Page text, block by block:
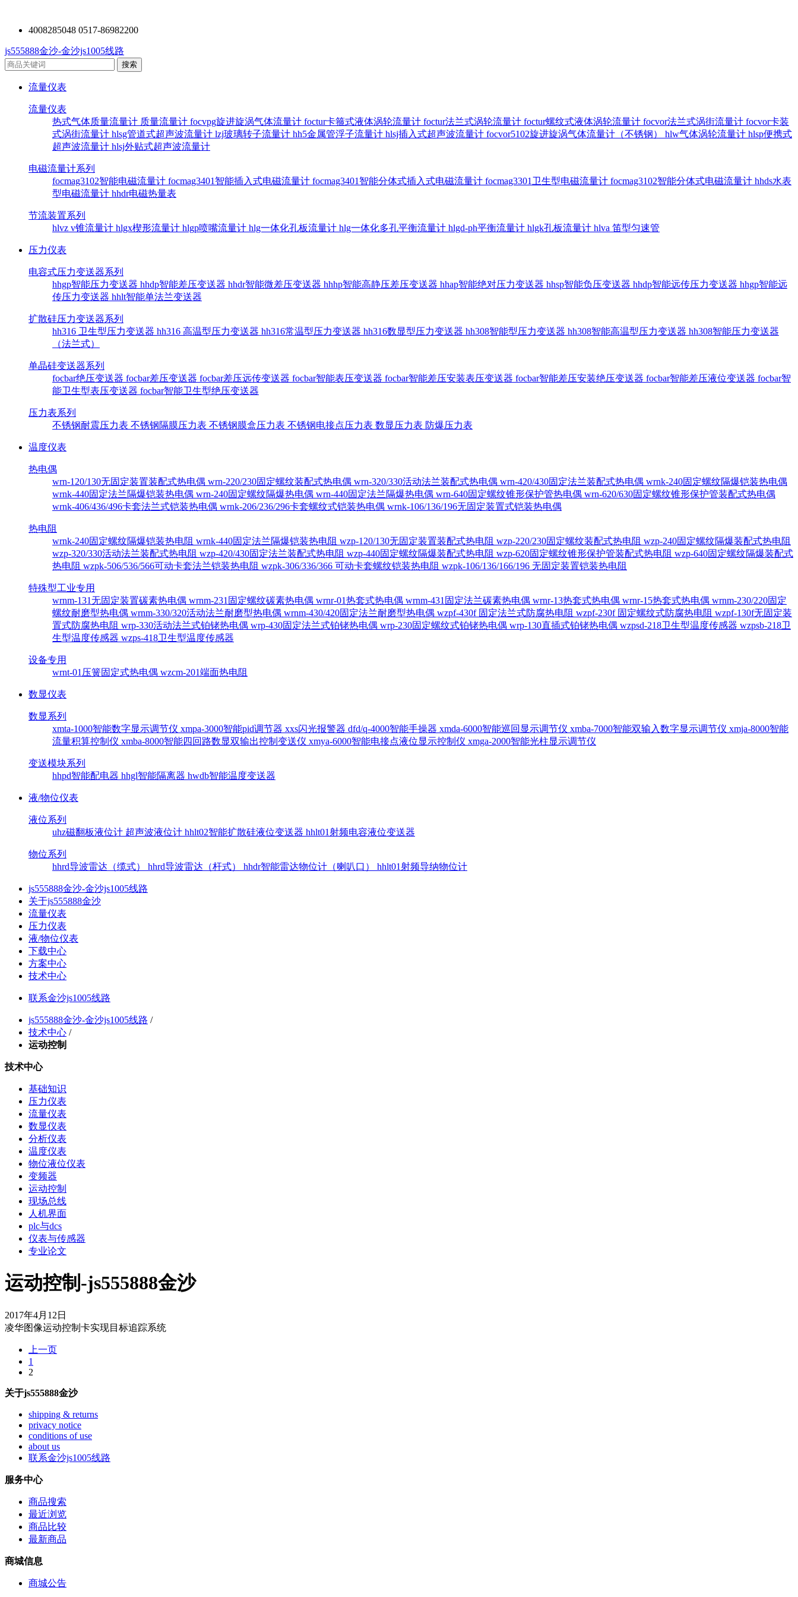
4008285048 0517-86982200
js555888金沙-金沙js1005线路
流量仪表
流量仪表
热式气体质量流量计 质量流量计 focvpg旋进旋涡气体流量计 foctur卡箍式液体涡轮流量计 foctur法兰式涡轮流量计 foctur螺纹式液体涡轮流量计 focvor法兰式涡街流量计 focvor卡装
式涡街流量计 hlsg管道式超声波流量计 lzj玻璃转子流量计 hh5金属管浮子流量计 hlsj插入式超声波流量计 focvor5102旋进旋涡气体流量计（不锈钢） hlw气体涡轮流量计 hlsp便携式
超声波流量计 hlsj外贴式超声波流量计
电磁流量计系列
focmag3102智能电磁流量计 focmag3401智能插入式电磁流量计 focmag3401智能分体式插入式电磁流量计 focmag3301卫生型电磁流量计 focmag3102智能分体式电磁流量计 hhds水表
型电磁流量计 hhdr电磁热量表
节流装置系列
hlvz v锥流量计 hlgx楔形流量计 hlgp喷嘴流量计 hlg一体化孔板流量计 hlg一体化多孔平衡流量计 hlgd-ph平衡流量计 hlgk孔板流量计 hlva 笛型匀速管
压力仪表
电容式压力变送器系列
hhgp智能压力变送器 hhdp智能差压变送器 hhdr智能微差压变送器 hhhp智能高静压差压变送器 hhap智能绝对压力变送器 hhsp智能负压变送器 hhdp智能远传压力变送器 hhgp智能远
传压力变送器 hhlt智能单法兰变送器
扩散硅压力变送器系列
hh316 卫生型压力变送器 hh316 高温型压力变送器 hh316常温型压力变送器 hh316数显型压力变送器 hh308智能型压力变送器 hh308智能高温型压力变送器 hh308智能压力变送器
（法兰式）
单晶硅变送器系列
focbar绝压变送器 focbar差压变送器 focbar差压远传变送器 focbar智能表压变送器 focbar智能差压安装表压变送器 focbar智能差压安装绝压变送器 focbar智能差压液位变送器 focbar智
能卫生型表压变送器 focbar智能卫生型绝压变送器
压力表系列
不锈钢耐震压力表 不锈钢隔膜压力表 不锈钢膜盒压力表 不锈钢电接点压力表 数显压力表 防爆压力表
温度仪表
热电偶
wrn-120/130无固定装置装配式热电偶 wrn-220/230固定螺纹装配式热电偶 wrn-320/330活动法兰装配式热电偶 wrn-420/430固定法兰装配式热电偶 wrnk-240固定螺纹隔爆铠装热电偶
wrnk-440固定法兰隔爆铠装热电偶 wrn-240固定螺纹隔爆热电偶 wrn-440固定法兰隔爆热电偶 wrn-640固定螺纹锥形保护管热电偶 wrn-620/630固定螺纹锥形保护管装配式热电偶
wrnk-406/436/496卡套法兰式铠装热电偶 wrnk-206/236/296卡套螺纹式铠装热电偶 wrnk-106/136/196无固定装置式铠装热电偶
热电阻
wrnk-240固定螺纹隔爆铠装热电阻 wrnk-440固定法兰隔爆铠装热电阻 wzp-120/130无固定装置装配式热电阻 wzp-220/230固定螺纹装配式热电阻 wzp-240固定螺纹隔爆装配式热电阻
wzp-320/330活动法兰装配式热电阻 wzp-420/430固定法兰装配式热电阻 wzp-440固定螺纹隔爆装配式热电阻 wzp-620固定螺纹锥形保护管装配式热电阻 wzp-640固定螺纹隔爆装配式
热电阻 wzpk-506/536/566可动卡套法兰铠装热电阻 wzpk-306/336/366 可动卡套螺纹铠装热电阻 wzpk-106/136/166/196 无固定装置铠装热电阻
特殊型工业专用
wrnm-131无固定装置碳素热电偶 wrnm-231固定螺纹碳素热电偶 wrnr-01热套式热电偶 wrnm-431固定法兰碳素热电偶 wrnr-13热套式热电偶 wrnr-15热套式热电偶 wrnm-230/220固定
螺纹耐磨型热电偶 wrnm-330/320活动法兰耐磨型热电偶 wrnm-430/420固定法兰耐磨型热电偶 wzpf-430f 固定法兰式防腐热电阻 wzpf-230f 固定螺纹式防腐热电阻 wzpf-130f无固定装
置式防腐热电阻 wrp-330活动法兰式铂铑热电偶 wrp-430固定法兰式铂铑热电偶 wrp-230固定螺纹式铂铑热电偶 wrp-130直插式铂铑热电偶 wzpsd-218卫生型温度传感器 wzpsb-218卫
生型温度传感器 wzps-418卫生型温度传感器
设备专用
wrnt-01压簧固定式热电偶 wzcm-201端面热电阻
数显仪表
数显系列
xmta-1000智能数字显示调节仪 xmpa-3000智能pid调节器 xxs闪光报警器 dfd/q-4000智能手操器 xmda-6000智能巡回显示调节仪 xmba-7000智能双输入数字显示调节仪 xmja-8000智能
流量积算控制仪 xmba-8000智能四回路数显双输出控制变送仪 xmya-6000智能电接点液位显示控制仪 xmga-2000智能光柱显示调节仪
变送模块系列
hhpd智能配电器 hhgl智能隔离器 hwdb智能温度变送器
液/物位仪表
液位系列
uhz磁翻板液位计 超声波液位计 hhlt02智能扩散硅液位变送器 hhlt01射频电容液位变送器
物位系列
hhrd导波雷达（缆式） hhrd导波雷达（杆式） hhdr智能雷达物位计（喇叭口） hhlt01射频导纳物位计
js555888金沙-金沙js1005线路
关于js555888金沙
流量仪表
压力仪表
液/物位仪表
下载中心
方案中心
技术中心
联系金沙js1005线路
js555888金沙-金沙js1005线路 /
技术中心 /
运动控制
技术中心
基础知识
压力仪表
流量仪表
数显仪表
分析仪表
温度仪表
物位液位仪表
变频器
运动控制
现场总线
人机界面
plc与dcs
仪表与传感器
专业论文
运动控制-js555888金沙
2017年4月12日
凌华图像运动控制卡实现目标追踪系统
上一页
1
2
关于js555888金沙
shipping & returns
privacy notice
conditions of use
about us
联系金沙js1005线路
服务中心
商品搜索
最近浏览
商品比较
最新商品
商城信息
商城公告